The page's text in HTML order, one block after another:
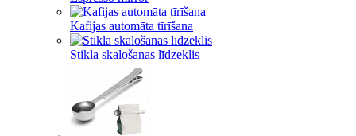
Kafijas automāta tīrīšana
Stikla skalošanas līdzeklis